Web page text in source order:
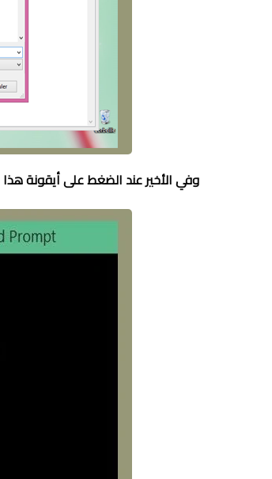
وفي الأخير عند الضغط على أيقونة هذا